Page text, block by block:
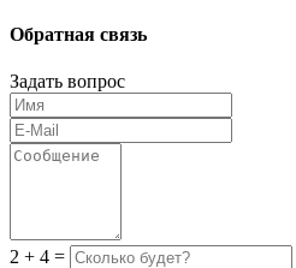
Обратная связь
Задать вопрос
2 + 4 =